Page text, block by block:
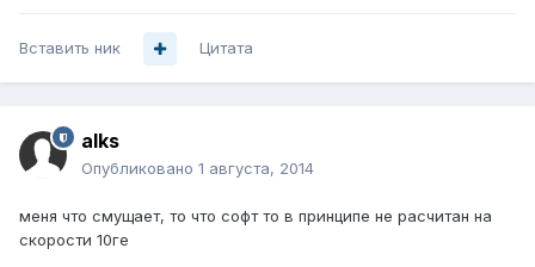
Вставить ник Цитата
alks
Опубликовано 1 августа, 2014
меня что смущает, то что софт то в принципе не расчитан на
скорости 10ге